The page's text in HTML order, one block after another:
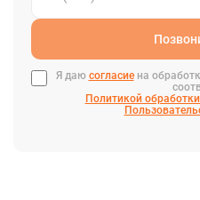
Я даю согласиена
Политикой